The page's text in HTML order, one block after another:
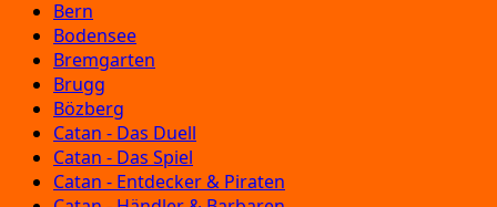
Bern
Bodensee
Bremgarten
Brugg
Bözberg
Catan - Das Duell
Catan - Das Spiel
Catan - Entdecker & Piraten